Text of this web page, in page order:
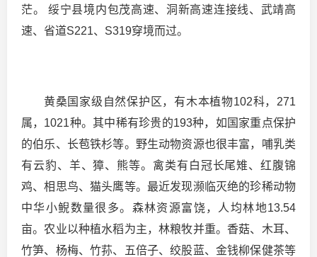
茫。 绥宁县境内包茂高速、洞新高速连接线、武靖高
速、省道S221、S319穿境而过。
黄桑国家级自然保护区，有木本植物102科，271
属，1021种。其中稀有珍贵的193种，如国家重点保护
的伯乐、长苞铁杉等。野生动物资源也很丰富，哺乳类
有云豹、羊、獐、熊等。禽类有白冠长尾雉、红腹锦
鸡、相思鸟、猫头鹰等。最近发现濒临灭绝的珍稀动物
中华小鲵数量很多。森林资源富饶，人均林地13.54
亩。农业以种植水稻为主，林粮牧并重。香菇、木耳、
竹笋、杨梅、竹荪、五倍子、绞股蓝、金钱柳保健茶等